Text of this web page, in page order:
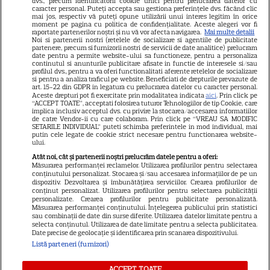
GSP
Știri mondene
Avantaje
Elle
Unica
Retete practice
URMĂREȘTE-NE PE
Copyright2026Ringier Romania – Toate Drepturile rezervate
caracter personal. Puteți accepta sau gestiona preferințele dvs. făcând clic
mai jos, respectiv vă puteți opune utilizării unui interes legitim în orice
moment pe pagina cu politica de confidențialitate. Aceste alegeri vor fi
raportate partenerilor noștri și nu vă vor afecta navigarea. Mai multe detalii
Noi si partenerii nostri (retelele de socializare si agentiile de publicitate
partenere, precum si furnizorii nostri de servicii de date analitice) prelucram
date pentru a permite website-ului sa functioneze, pentru a personaliza
continutul si anunturile publicitare afisate in functie de interesele si/sau
profilul dvs., pentru a va oferi functionalitati aferente retelelor de socializare
si pentru a analiza traficul pe website. Beneficiati de drepturile prevazute de
art. 15-22 din GDPR in legatura cu prelucrarea datelor cu caracter personal.
Aceste drepturi pot fi exercitate prin modalitatea indicataaici. Prin click pe
“ACCEPT TOATE”, acceptati folosirea tuturor Tehnologiilor de tip Cookie, care
implica inclusiv acceptul dvs. cu privire la stocarea/accesarea informatiilor
de catre Vendor-ii cu care colaboram. Prin click pe “VREAU SA MODIFIC
SETARILE INDIVIDUAL” puteti schimba preferintele in mod individual, mai
putin cele legate de cookie strict necesare pentru functionarea website-
ului.
Atât noi, cât și partenerii noștri prelucrăm datele pentru a oferi:
Măsurarea performanței reclamelor. Utilizarea profilurilor pentru selectarea
conținutului personalizat. Stocarea și/sau accesarea informațiilor de pe un
dispozitiv. Dezvoltarea și îmbunătățirea serviciilor. Crearea profilurilor de
conținut personalizat. Utilizarea profilurilor pentru selectarea publicității
personalizate. Crearea profilurilor pentru publicitate personalizată.
Măsurarea performanței conținutului. Înțelegerea publicului prin statistici
sau combinații de date din surse diferite. Utilizarea datelor limitate pentru a
selecta conținutul. Utilizarea de date limitate pentru a selecta publicitatea.
Date precise de geolocație și identificarea prin scanarea dispozitivului.
Listă parteneri (furnizori)